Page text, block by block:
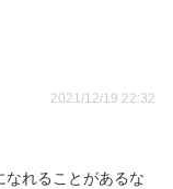
2021/12/19 22:32
れることがあるな